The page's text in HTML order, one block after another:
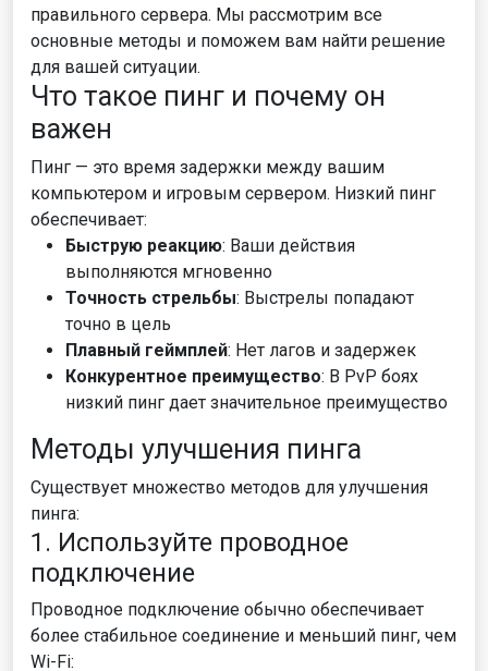
правильного сервера. Мы рассмотрим все
основные методы и поможем вам найти решение
для вашей ситуации.
Что такое пинг и почему он
важен
Пинг — это время задержки между вашим
компьютером и игровым сервером. Низкий пинг
обеспечивает:
Быструю реакцию: Ваши действия
выполняются мгновенно
Точность стрельбы: Выстрелы попадают
точно в цель
Плавный геймплей: Нет лагов и задержек
Конкурентное преимущество: В PvP боях
низкий пинг дает значительное преимущество
Методы улучшения пинга
Существует множество методов для улучшения
пинга:
1. Используйте проводное
подключение
Проводное подключение обычно обеспечивает
более стабильное соединение и меньший пинг, чем
Wi-Fi: